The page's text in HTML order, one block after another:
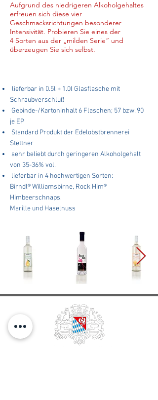
Aufgrund des niedrigeren Alkoholgehaltes
erfreuen sich diese vier
Geschmacksrichtungen besonderer
Intensivität. Probieren Sie eines der
4 Sorten aus der „milden Serie“ und
überzeugen Sie sich selbst.
lieferbar in 0.5l + 1.0l Glasflasche mit
Schraubverschluß
Gebinde-/Kartoninhalt 6 Flaschen; 57 bzw. 90
je EP
Standard Produkt der Edelobstbrennerei
Stettner
sehr beliebt durch geringeren Alkoholgehalt
von 35-36% vol.
lieferbar in 4 hochwertigen Sorten:
Birndl® Williamsbirne, Rock Him®
Himbeerschnaps,
Marille und Haselnuss